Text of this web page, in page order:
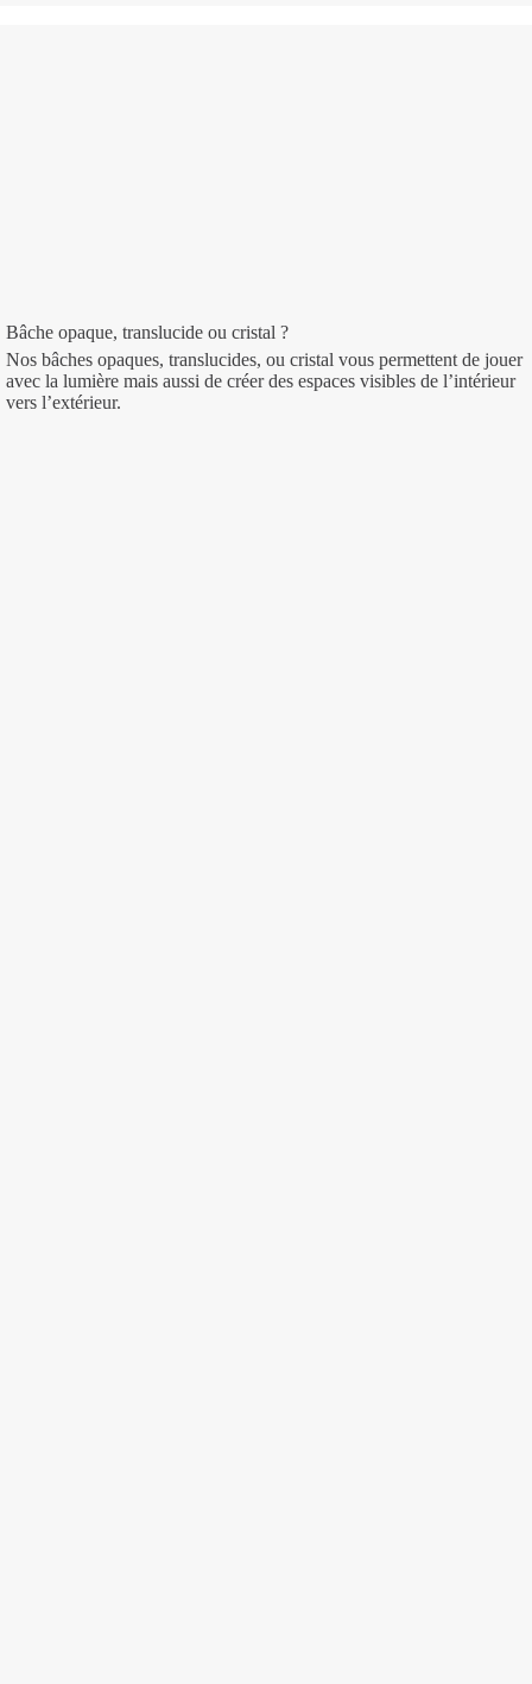
Bâche opaque, translucide ou cristal ?
Nos bâches opaques, translucides, ou cristal vous permettent de jouer
avec la lumière mais aussi de créer des espaces visibles de l’intérieur
vers l’extérieur.